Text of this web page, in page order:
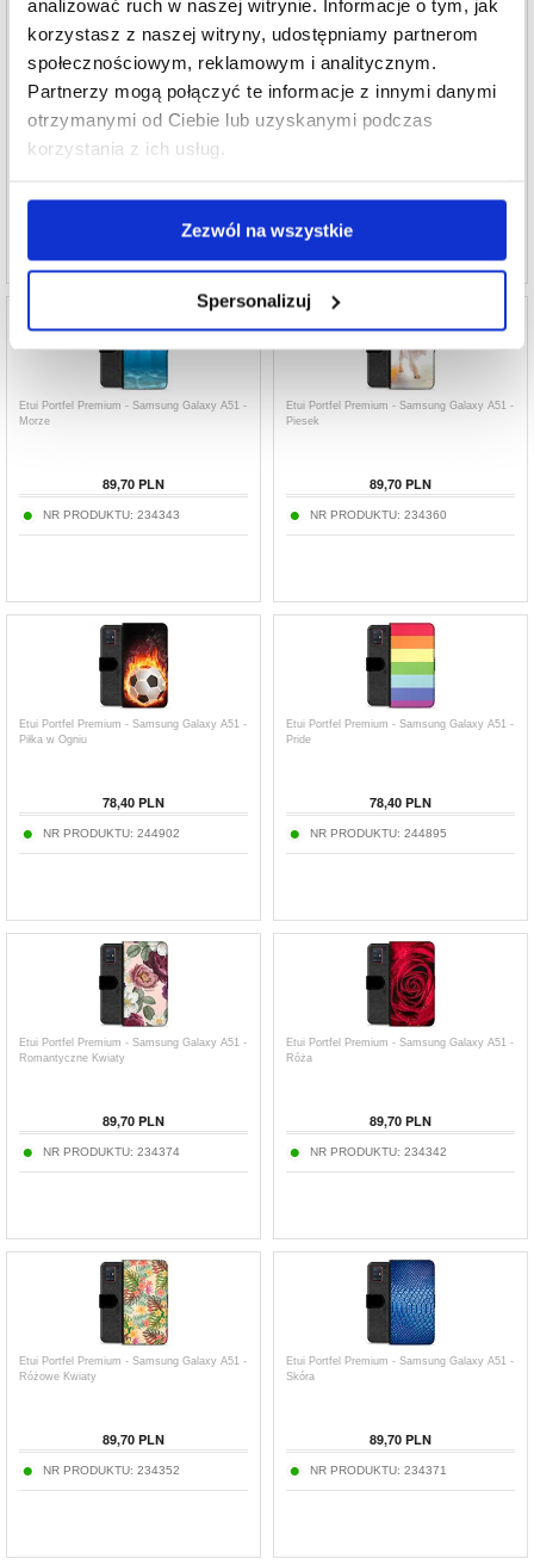
analizować ruch w naszej witrynie. Informacje o tym, jak
korzystasz z naszej witryny, udostępniamy partnerom
społecznościowym, reklamowym i analitycznym.
Partnerzy mogą połączyć te informacje z innymi danymi
otrzymanymi od Ciebie lub uzyskanymi podczas
korzystania z ich usług.
Zezwól na wszystkie
Spersonalizuj
Etui Portfel Premium - Samsung Galaxy A51 -
Etui Portfel Premium - Samsung Galaxy A51 -
Etui Portfel Premium - Samsung Galaxy A51 -
Morze
89,70 PLN
NR PRODUKTU: 234343
Etui Portfel Premium - Samsung Galaxy A51 -
Piesek
89,70 PLN
NR PRODUKTU: 234360
Etui Portfel Premium - Samsung Galaxy A51 -
Piłka w Ogniu
78,40 PLN
NR PRODUKTU: 244902
Etui Portfel Premium - Samsung Galaxy A51 -
Pride
78,40 PLN
NR PRODUKTU: 244895
Etui Portfel Premium - Samsung Galaxy A51 -
Romantyczne Kwiaty
89,70 PLN
NR PRODUKTU: 234374
Etui Portfel Premium - Samsung Galaxy A51 -
Róża
89,70 PLN
NR PRODUKTU: 234342
Etui Portfel Premium - Samsung Galaxy A51 -
Różowe Kwiaty
89,70 PLN
NR PRODUKTU: 234352
Etui Portfel Premium - Samsung Galaxy A51 -
Skóra
89,70 PLN
NR PRODUKTU: 234371